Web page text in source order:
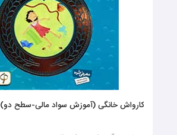
کارواش خانگی (آموزش سواد مالی-سطح دو)